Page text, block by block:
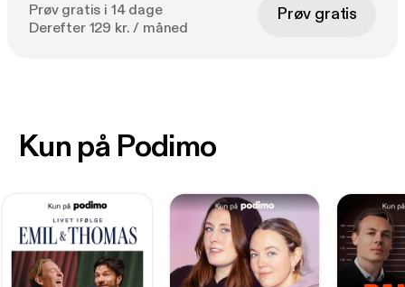
Prøv gratis i 14 dage
Derefter 129 kr. / måned
Prøv gratis
Kun på Podimo